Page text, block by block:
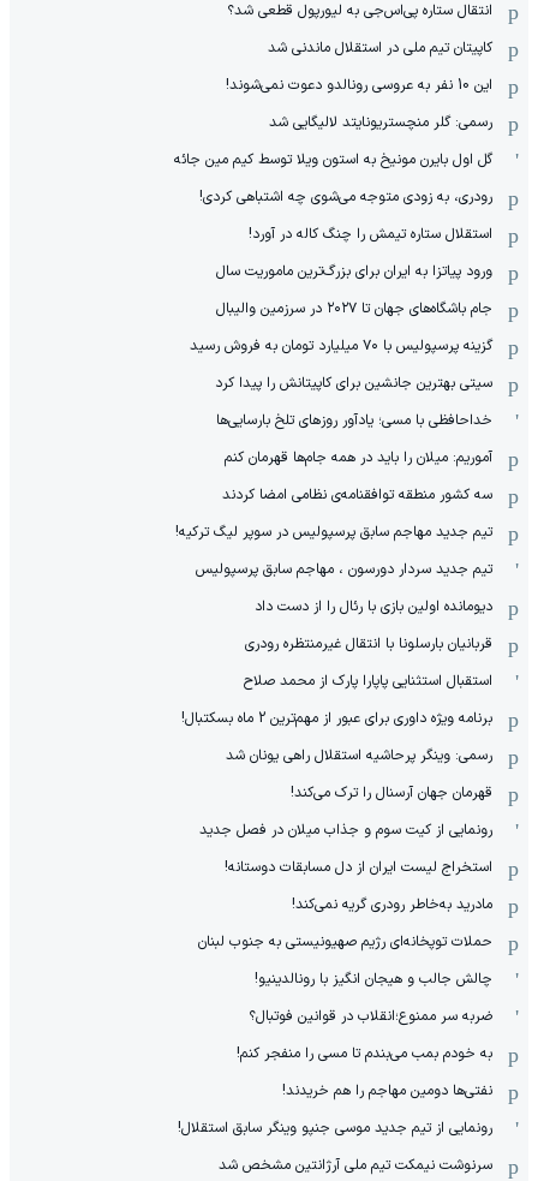
انتقال ستاره پی‌اس‌جی به لیورپول قطعی شد؟
کاپیتان تیم ملی در استقلال ماندنی شد
این 10 نفر به عروسی رونالدو دعوت نمی‌شوند!
رسمی: گلر منچستریونایتد لالیگایی شد
گل اول بایرن مونیخ به استون ویلا توسط کیم مین جائه
رودری، به زودی متوجه می‌شوی چه اشتباهی کردی!
استقلال ستاره تیمش را چنگ کاله در آورد!
ورود پیاتزا به ایران برای بزرگ‌ترین ماموریت سال
جام باشگاه‌های جهان تا ۲۰۲۷ در سرزمین والیبال
گزینه پرسپولیس با ۷۰ میلیارد تومان به فروش رسید
سیتی بهترین جانشین برای کاپیتانش را پیدا کرد
خداحافظی با مسی؛ یادآور روزهای تلخ بارسایی‌ها
آموریم: میلان را باید در همه جام‌ها قهرمان کنم
سه کشور منطقه توافقنامه‌ی نظامی امضا کردند
تیم جدید مهاجم سابق پرسپولیس در سوپر لیگ ترکیه!
تیم جدید سردار دورسون ، مهاجم سابق پرسپولیس
دیومانده اولین بازی با رئال را از دست داد
قربانیان بارسلونا با انتقال غیرمنتظره رودری
استقبال استثنایی پاپارا پارک از محمد صلاح
برنامه ویژه داوری برای عبور از مهم‌ترین 2 ماه بسکتبال!
رسمی: وینگر پرحاشیه استقلال راهی یونان شد
قهرمان جهان آرسنال را ترک می‌کند!
رونمایی از کیت سوم و جذاب میلان در فصل جدید
استخراج لیست ایران از دل مسابقات دوستانه!
مادرید به‌خاطر رودری گریه نمی‌کند!
حملات توپخانه‌ای رژیم صهیونیستی به جنوب لبنان
چالش جالب و هیجان انگیز با رونالدینیو!
ضربه سر ممنوع؛انقلاب در قوانین فوتبال؟
به خودم بمب می‌بندم تا مسی را منفجر کنم!
نفتی‌ها دومین مهاجم را هم خریدند!
رونمایی از تیم جدید موسی جنپو وینگر سابق استقلال!
سرنوشت نیمکت تیم ملی آرژانتین مشخص شد